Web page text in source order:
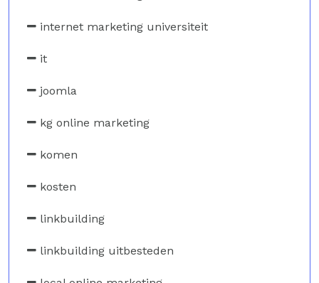
internet marketing universiteit
it
joomla
kg online marketing
komen
kosten
linkbuilding
linkbuilding uitbesteden